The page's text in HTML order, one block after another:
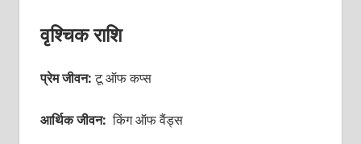
वृश्चिक राशि
प्रेम जीवन:टू ऑफ कप्स
आर्थिक जीवन:किंग ऑफ वैंड्स